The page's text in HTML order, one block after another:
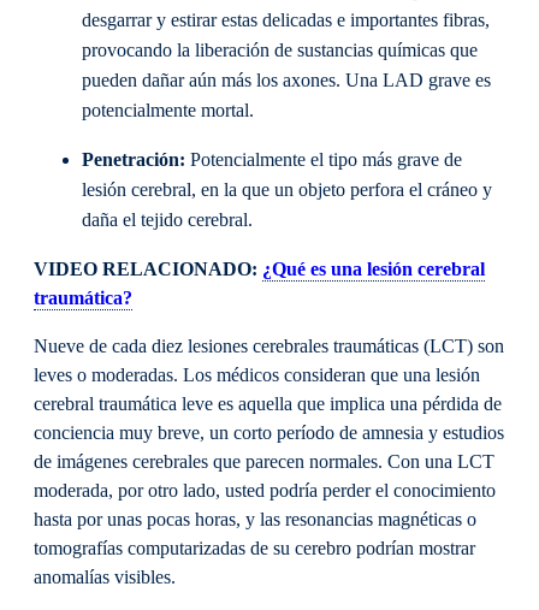
desgarrar y estirar estas delicadas e importantes fibras,
provocando la liberación de sustancias químicas que
pueden dañar aún más los axones. Una LAD grave es
potencialmente mortal.
Penetración: Potencialmente el tipo más grave de
lesión cerebral, en la que un objeto perfora el cráneo y
daña el tejido cerebral.
VIDEO RELACIONADO: ¿Qué es una lesión cerebral
traumática?
Nueve de cada diez lesiones cerebrales traumáticas (LCT) son
leves o moderadas. Los médicos consideran que una lesión
cerebral traumática leve es aquella que implica una pérdida de
conciencia muy breve, un corto período de amnesia y estudios
de imágenes cerebrales que parecen normales. Con una LCT
moderada, por otro lado, usted podría perder el conocimiento
hasta por unas pocas horas, y las resonancias magnéticas o
tomografías computarizadas de su cerebro podrían mostrar
anomalías visibles.